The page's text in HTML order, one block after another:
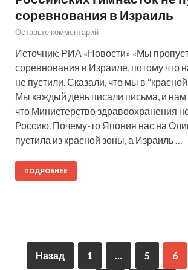
соревнования в Израиль
Оставьте комментарий
Источник: РИА «Новости» «Мы
соревнования в Израиле, потому что
не пустили. Сказали, что мы в
Мы каждый день писали письма, и нам
что Министерство здравоохранения
Россию. Почему-то Япония нас на
пустила из красной зоны, а Израиль …
ПОДРОБНЕЕ
Назад 1 … 5 6